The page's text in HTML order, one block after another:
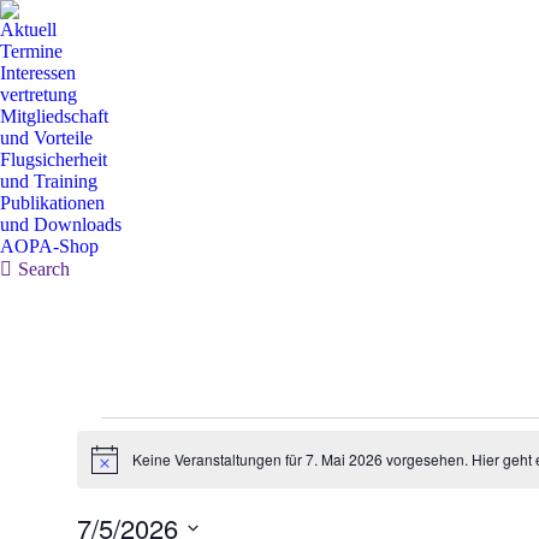
Aktuell
Termine
Interessen
vertretung
Mitgliedschaft
und Vorteile
Flugsicherheit
und Training
Publikationen
und Downloads
AOPA-Shop
Search:
Search
for
Mai
Notice Keine Veranstaltungen für 7. Mai 2026 vorgesehen. Hier geht
7/5/2026